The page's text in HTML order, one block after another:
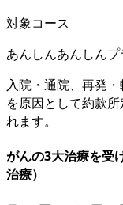
対象コース
あんしんあんしんプ
入院・通院、再発
を原因として約款
れます。
がんの3大治療を受
治療）